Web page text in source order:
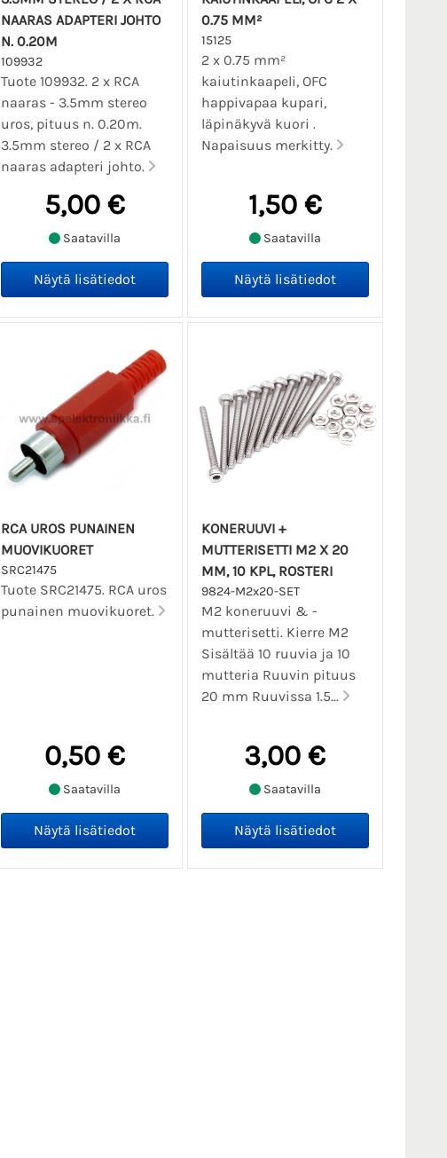
NAARAS ADAPTERI JOHTO
N. 0.20M
109932
Tuote 109932. 2 x RCA
naaras - 3.5mm stereo
uros, pituus n. 0.20m.
3.5mm stereo / 2 x RCA
naaras adapteri johto.
5,00 €
Saatavilla
0.75 MM²
15125
2 x 0.75 mm²
kaiutinkaapeli, OFC
happivapaa kupari,
läpinäkyvä kuori .
Napaisuus merkitty.
1,50 €
Saatavilla
RCA UROS PUNAINEN
MUOVIKUORET
SRC21475
Tuote SRC21475. RCA uros
punainen muovikuoret.
0,50 €
Saatavilla
KONERUUVI +
MUTTERISETTI M2 X 20
MM, 10 KPL, ROSTERI
9824-M2x20-SET
M2 koneruuvi & -
mutterisetti. Kierre M2
Sisältää 10 ruuvia ja 10
mutteria Ruuvin pituus
20 mm Ruuvissa 1.5...
3,00 €
Saatavilla